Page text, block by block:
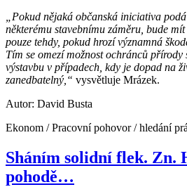
Pokud nějaká občanská iniciativa
některému stavebnímu záměru, bude
pouze tehdy, pokud hrozí významná
Tím se omezí možnost ochránců přírody
výstavbu v případech, kdy je dopad na
zanedbatelný,“ vysvětluje Mrázek.
Autor: David Busta
Ekonom / Pracovní pohovor / hledání
Sháním solidní flek. Zn.
pohodě…